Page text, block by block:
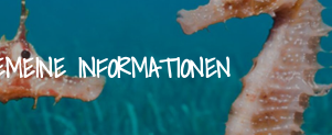
INFORMATIONEN